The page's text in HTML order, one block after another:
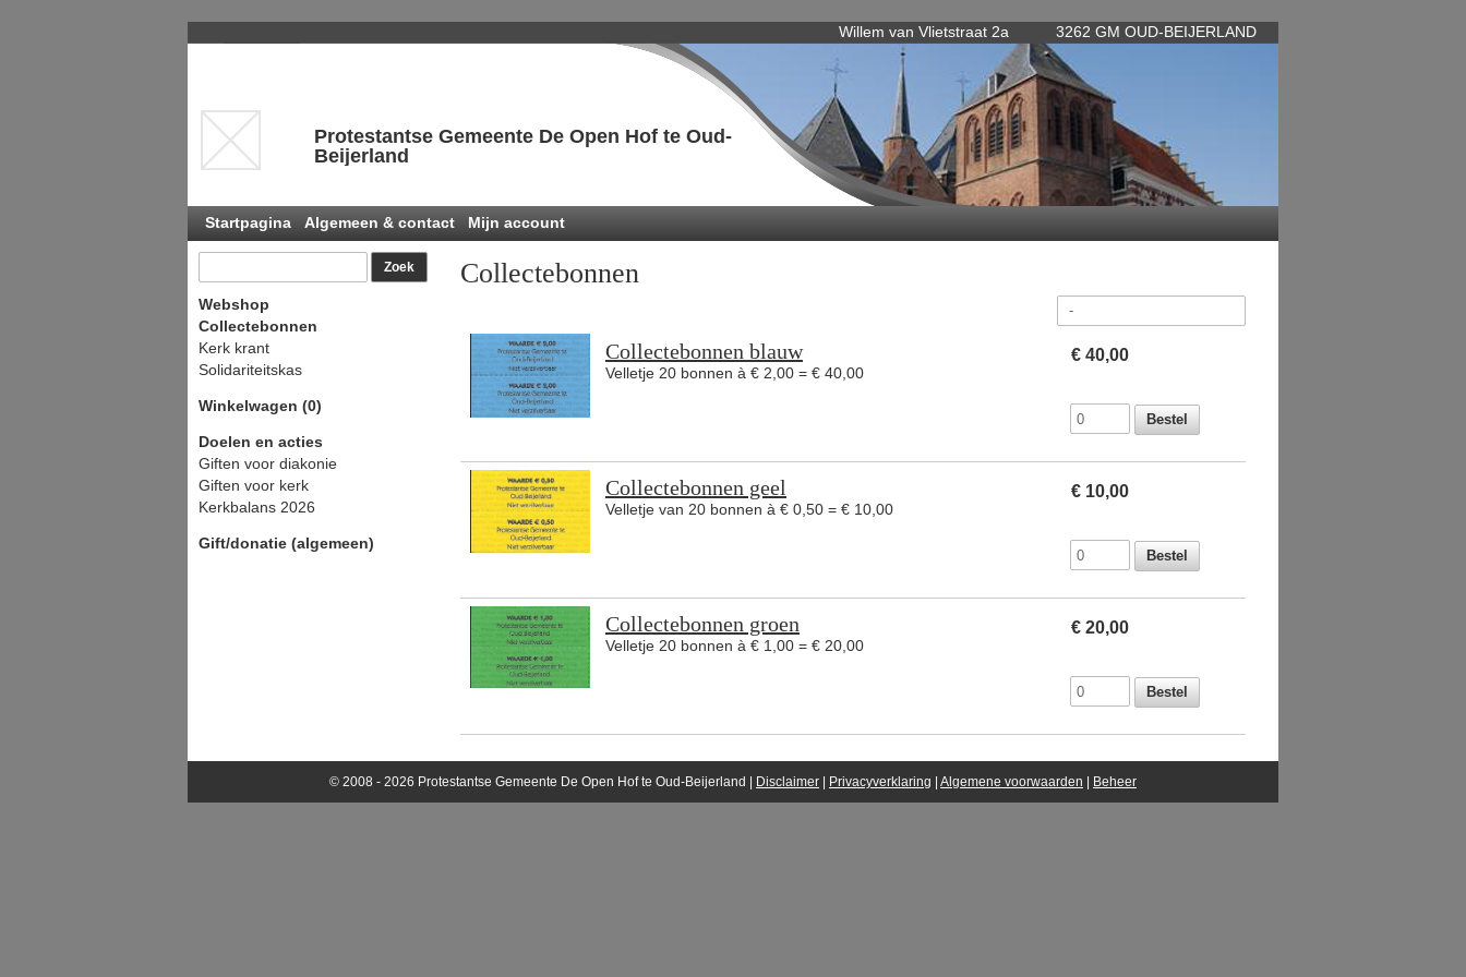
Protestantse Gemeente De Open Hof te Oud-
Beijerland
Willem van Vlietstraat 2a 3262 GM OUD-BEIJERLAND
Startpagina Algemeen & contact Mijn account
Collectebonnen
Collectebonnen blauw
Velletje 20 bonnen à € 2,00 = € 40,00
€ 40,00
Collectebonnen geel
Velletje van 20 bonnen à € 0,50 = € 10,00
€ 10,00
Collectebonnen groen
Velletje 20 bonnen à € 1,00 = € 20,00
€ 20,00
Webshop
Collectebonnen
Kerk krant
Solidariteitskas
Winkelwagen (0)
Doelen en acties
Giften voor diakonie
Giften voor kerk
Kerkbalans 2026
Gift/donatie (algemeen)
© 2008 - 2026 Protestantse Gemeente De Open Hof te Oud-Beijerland | Disclaimer Privacyverklaring Algemene voorwaarden Beheer